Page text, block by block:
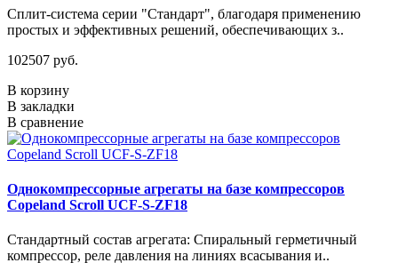
Сплит-система серии "Стандарт", благодаря применению
простых и эффективных решений, обеспечивающих з..
102507 руб.
В корзину
В закладки
В сравнение
Однокомпрессорные агрегаты на базе компрессоров
Copeland Scroll UCF-S-ZF18
Стандартный состав агрегата: Спиральный герметичный
компрессор, реле давления на линиях всасывания и..